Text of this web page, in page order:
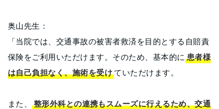
奥山先生：
「当院では、交通事故の被害者救済を目的とする自賠責
保険をご利用いただけます。そのため、基本的に 患者様
は自己負担なく、施術を受けていただけます。
また、整形外科との連携もスムーズに行えるため、交通